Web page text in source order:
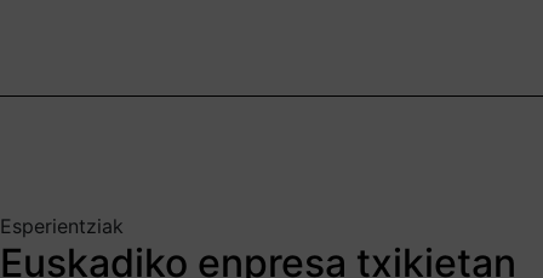
Esperientziak
Euskadiko enpresa txikietan